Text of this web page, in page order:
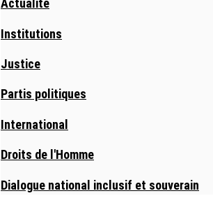
Actualité
Institutions
Justice
Partis politiques
International
Droits de l'Homme
Dialogue national inclusif et souverain